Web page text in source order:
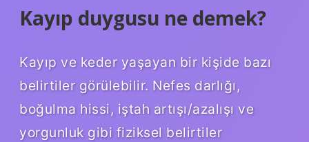
Kayıp duygusu ne demek?
Kayıp ve keder yaşayan bir kişide bazı
belirtiler görülebilir. Nefes darlığı,
boğulma hissi, iştah artışı/azalışı ve
yorgunluk gibi fiziksel belirtiler